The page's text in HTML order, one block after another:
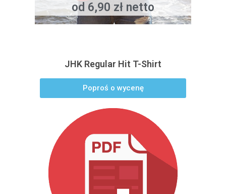
od 6,90 zł netto
JHK Regular Hit T-Shirt
Poproś o wycenę